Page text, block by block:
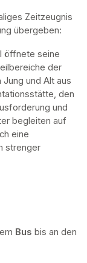
Zeitzeugnis
übergeben:
öffnete seine
der
und Alt aus
den
und
begleiten auf
eine
strenger
Bus bis an den